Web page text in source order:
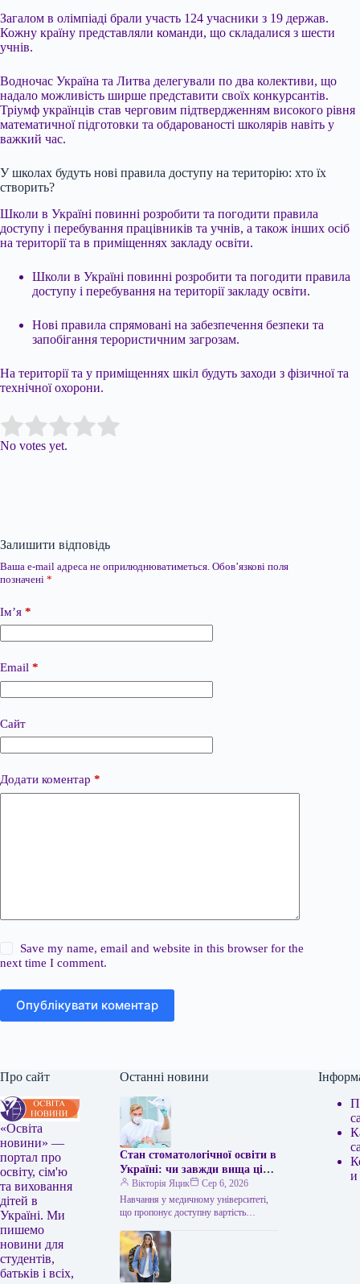
Загалом в олімпіаді брали участь 124 учасники з 19 держав.
Кожну країну представляли команди, що складалися з шести
учнів.
Водночас Україна та Литва делегували по два колективи, що
надало можливість ширше представити своїх конкурсантів.
Тріумф українців став черговим підтвердженням високого рівня
математичної підготовки та обдарованості школярів навіть у
важкий час.
У школах будуть нові правила доступу на територію: хто їх
створить?
Школи в Україні повинні розробити та погодити правила
доступу і перебування працівників та учнів, а також інших осіб
на території та в приміщеннях закладу освіти.
Школи в Україні повинні розробити та погодити правила
доступу і перебування на території закладу освіти.
Нові правила спрямовані на забезпечення безпеки та
запобігання терористичним загрозам.
На території та у приміщеннях шкіл будуть заходи з фізичної та
технічної охорони.
Rate this item:
No votes yet.
Залишити відповідь
Ваша e-mail адреса не оприлюднюватиметься. Обов’язкові поля
позначені *
Ім’я *
Email *
Сайт
Додати коментар *
Save my name, email and website in this browser for the
next time I comment.
Опублікувати коментар
Про сайт
«Освіта
новини» —
портал про
освіту, сім'ю
та виховання
дітей в
Україні. Ми
пишемо
новини для
студентів,
батьків і всіх,
Останні новини
Стан стоматологічної освіти в
Україні: чи завжди вища ціна
гарантує кращу якість?
Вікторія Яцик
Сер 6, 2026
Навчання у медичному університеті,
що пропонує доступну вартість
нижчу якість. Найвищу плату за
навчання пропонує Львівський…
и